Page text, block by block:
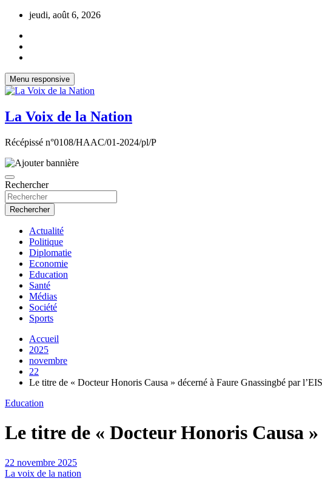
Aller
contenu
jeudi, août 6, 2026
Menu responsive
La Voix de la Nation
Récépissé n°0108/HAAC/01-2024/pl/P
Rechercher
Rechercher
Actualité
Politique
Diplomatie
Economie
Education
Santé
Médias
Société
Sports
Accueil
2025
novembre
22
Le titre de « Docteur Honoris Causa » décerné à Faure Gnassingbé par
Education
Le titre de « Docteur Honoris Causa
22 novembre 2025
La voix de la nation